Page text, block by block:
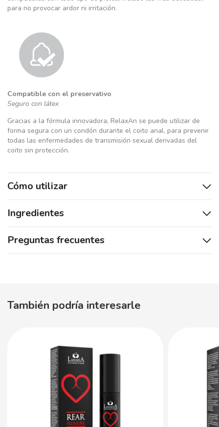
para no provocar ardor ni irritación.
Compatible con el preservativo
Seguro con látex
Gracias a la fórmula innovadora, RelaxAn se puede utilizar de
forma segura con un condón durante el coito anal, para prevenir
todas las enfermedades de transmisión sexual derivadas del
coito sin protección.
Cómo utilizar
Ingredientes
Preguntas frecuentes
También podría interesarle